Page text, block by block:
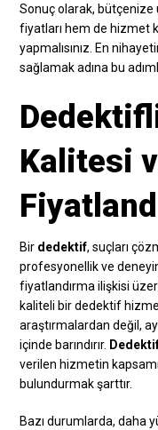
Sonuç olarak,
fiyatları hem de hizmet
yapmalısınız. En
sağlamak adına bu
Kalitesi
Bir dedektif, suçları
profesyonellik ve
fiyatlandırma ilişkisi
kaliteli bir dedektif
araştırmalardan değil,
içinde barındırır.
verilen hizmetin
bulundurmak şarttır.
Bazı durumlarda, daha